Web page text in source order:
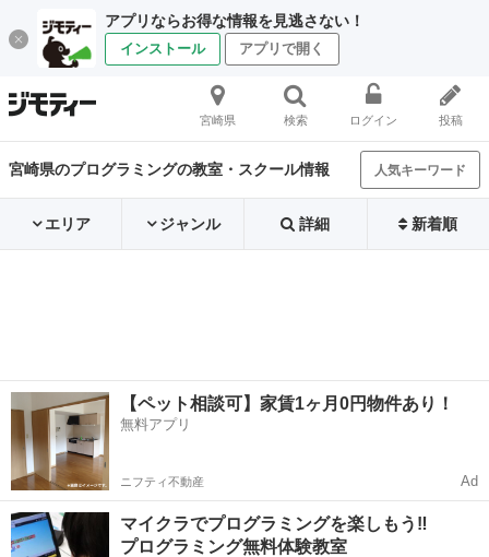
アプリならお得な情報を見逃さない！
インストール アプリで開く
宮崎県 検索 ログイン 投稿
宮崎県のプログラミングの教室・スクール情報 人気キーワード
エリア ジャンル 詳細 新着順
【ペット相談可】家賃1ヶ月0円物件あり！
無料アプリ
ニフティ不動産 Ad
マイクラでプログラミングを楽しもう‼
プログラミング無料体験教室